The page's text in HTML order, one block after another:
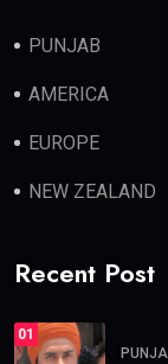
PUNJAB
AMERICA
EUROPE
NEW ZEALAND
Recent Post
01